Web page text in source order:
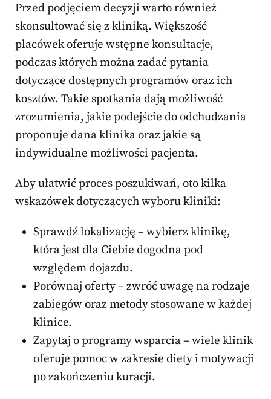
Przed podjęciem decyzji warto również
skonsultować się z kliniką. Większość
placówek oferuje wstępne konsultacje,
podczas których można zadać pytania
dotyczące dostępnych programów oraz ich
kosztów. Takie spotkania dają możliwość
zrozumienia, jakie podejście do odchudzania
proponuje dana klinika oraz jakie są
indywidualne możliwości pacjenta.
Aby ułatwić proces poszukiwań, oto kilka
wskazówek dotyczących wyboru kliniki:
Sprawdź lokalizację – wybierz klinikę,
która jest dla Ciebie dogodna pod
względem dojazdu.
Porównaj oferty – zwróć uwagę na rodzaje
zabiegów oraz metody stosowane w każdej
klinice.
Zapytaj o programy wsparcia – wiele klinik
oferuje pomoc w zakresie diety i motywacji
po zakończeniu kuracji.